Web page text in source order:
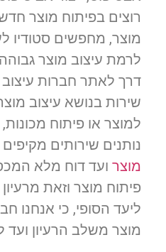
רוצים בפיתוח מוצר
מוצר, מחפשים סטודיו
לרמת עיצוב מוצר
דרך לאתר חברות עיצוב
שירות בנושא עיצוב
למוצר או פיתוח
נותנים שירותים
מוצר ועד דוח מלא
פיתוח מוצר וזאת
ליעד הסופי, כי אנחנו
מוצר משלב הרעיון ועד